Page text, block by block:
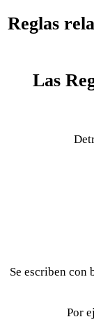
Reglas
Las
Se escriben con
Por